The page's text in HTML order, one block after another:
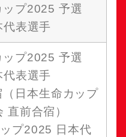
プ2025 予選
表選手
プ2025 予選
表選手
日本生命カップ
前合宿）
プ2025 日本代